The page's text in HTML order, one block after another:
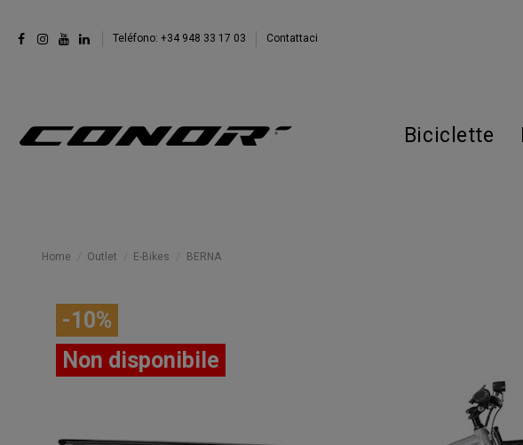
Teléfono: +34 948 33 17 03 Contattaci
Biciclette
Home Outlet E-Bikes BERNA
-10%
Non disponibile